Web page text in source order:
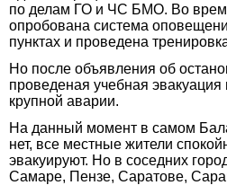
по делам ГО и ЧС БМО. Во
опробована система
пунктах и проведена
Но после объявления об
проведеная учебная
крупной аварии.
На данный момент в самом
нет, все местные жители
эвакуируют. Но в соседних
Самаре, Пензе, Саратове,